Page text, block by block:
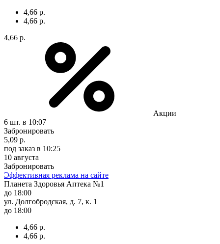
4,66 р.
4,66 р.
4,66 р.
Акции
6 шт. в 10:07
Забронировать
5,09 р.
под заказ в 10:25
10 августа
Забронировать
Эффективная реклама на сайте
Планета Здоровья Аптека №1
до 18:00
ул. Долгобродская, д. 7, к. 1
до 18:00
4,66 р.
4,66 р.